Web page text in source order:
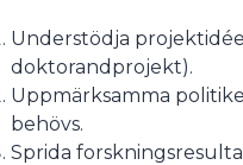
Understödja
doktorandprojekt).
Uppmärksamma
behövs.
Sprida